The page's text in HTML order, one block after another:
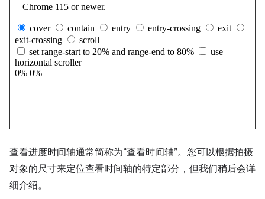
查看进度时间轴通常简称为“查看时间轴”。您可以根据拍摄
对象的尺寸来定位查看时间轴的特定部分，但我们稍后会详
细介绍。